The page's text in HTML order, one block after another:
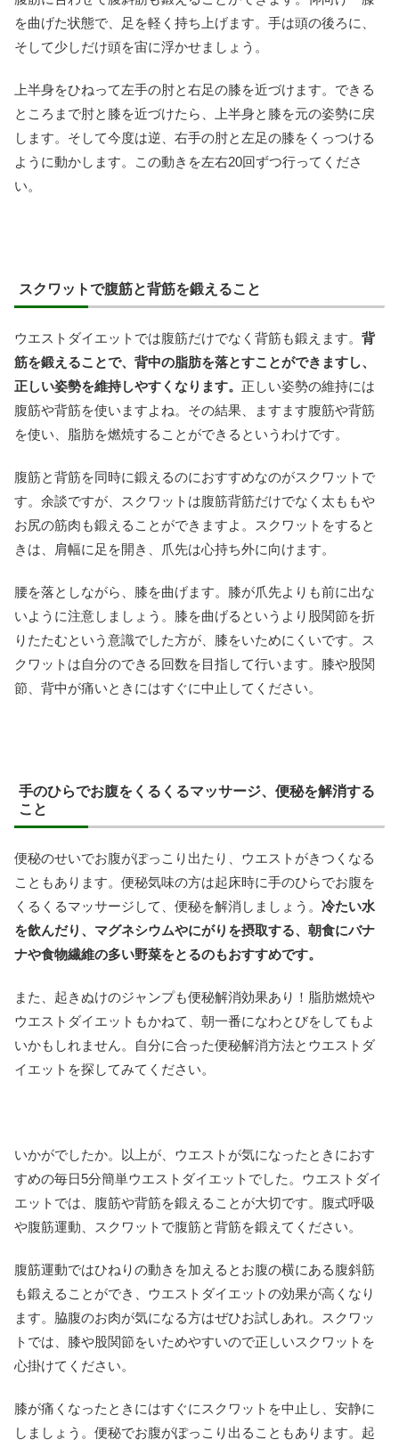
を曲げた状態で、足を軽く持ち上げます。手は頭の後ろに、
そして少しだけ頭を宙に浮かせましょう。
上半身をひねって左手の肘と右足の膝を近づけます。できる
ところまで肘と膝を近づけたら、上半身と膝を元の姿勢に戻
します。そして今度は逆、右手の肘と左足の膝をくっつける
ように動かします。この動きを左右20回ずつ行ってくださ
い。
スクワットで腹筋と背筋を鍛えること
ウエストダイエットでは腹筋だけでなく背筋も鍛えます。 背
筋を鍛えることで、背中の脂肪を落とすことができますし、
正しい姿勢を維持しやすくなります。 正しい姿勢の維持には
腹筋や背筋を使いますよね。その結果、ますます腹筋や背筋
を使い、脂肪を燃焼することができるというわけです。
腹筋と背筋を同時に鍛えるのにおすすめなのがスクワットで
す。余談ですが、スクワットは腹筋背筋だけでなく太ももや
お尻の筋肉も鍛えることができますよ。スクワットをすると
きは、肩幅に足を開き、爪先は心持ち外に向けます。
腰を落としながら、膝を曲げます。膝が爪先よりも前に出な
いように注意しましょう。膝を曲げるというより股関節を折
りたたむという意識でした方が、膝をいためにくいです。ス
クワットは自分のできる回数を目指して行います。膝や股関
節、背中が痛いときにはすぐに中止してください。
手のひらでお腹をくるくるマッサージ、便秘を解消する
こと
便秘のせいでお腹がぽっこり出たり、ウエストがきつくなる
こともあります。便秘気味の方は起床時に手のひらでお腹を
くるくるマッサージして、便秘を解消しましょう。 冷たい水
を飲んだり、マグネシウムやにがりを摂取する、朝食にバナ
ナや食物繊維の多い野菜をとるのもおすすめです。
また、起きぬけのジャンプも便秘解消効果あり！脂肪燃焼や
ウエストダイエットもかねて、朝一番になわとびをしてもよ
いかもしれません。自分に合った便秘解消方法とウエストダ
イエットを探してみてください。
いかがでしたか。以上が、ウエストが気になったときにおす
すめの毎日5分簡単ウエストダイエットでした。ウエストダイ
エットでは、腹筋や背筋を鍛えることが大切です。腹式呼吸
や腹筋運動、スクワットで腹筋と背筋を鍛えてください。
腹筋運動ではひねりの動きを加えるとお腹の横にある腹斜筋
も鍛えることができ、ウエストダイエットの効果が高くなり
ます。脇腹のお肉が気になる方はぜひお試しあれ。スクワッ
トでは、膝や股関節をいためやすいので正しいスクワットを
心掛けてください。
膝が痛くなったときにはすぐにスクワットを中止し、安静に
しましょう。便秘でお腹がぽっこり出ることもあります。起